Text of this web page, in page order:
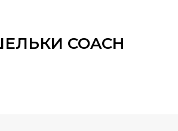
COACH